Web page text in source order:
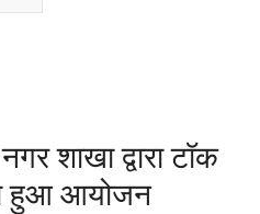
शाखा द्वारा टॉक
हुआ आयोजन